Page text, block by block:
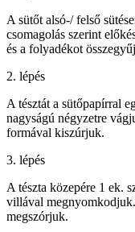
A sütőt alsó-/ felső
csomagolás szerint
és a folyadékot
2. lépés
A tésztát a sütőpapírral
nagyságú négyzetre
formával kiszúrjuk.
3. lépés
A tészta közepére 1 ek.
villával
megszórjuk.